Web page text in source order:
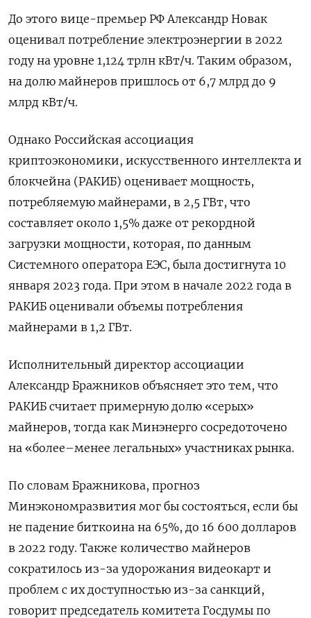
До этого вице-премьер РФ Александр Новак
оценивал потребление электроэнергии в 2022
году на уровне 1,124 трлн кВт/ч. Таким образом,
на долю майнеров пришлось от 6,7 млрд до 9
млрд кВт/ч.
Однако Российская ассоциация
криптоэкономики, искусственного интеллекта и
блокчейна (РАКИБ) оценивает мощность,
потребляемую майнерами, в 2,5 ГВт, что
составляет около 1,5% даже от рекордной
загрузки мощности, которая, по данным
Системного оператора ЕЭС, была достигнута 10
января 2023 года. При этом в начале 2022 года в
РАКИБ оценивали объемы потребления
майнерами в 1,2 ГВт.
Исполнительный директор ассоциации
Александр Бражников объясняет это тем, что
РАКИБ считает примерную долю «серых»
майнеров, тогда как Минэнерго сосредоточено
на «более–менее легальных» участниках рынка.
По словам Бражникова, прогноз
Минэкономразвития мог бы состояться, если бы
не падение биткоина на 65%, до 16 600 долларов
в 2022 году. Также количество майнеров
сократилось из-за удорожания видеокарт и
проблем с их доступностью из-за санкций,
говорит председатель комитета Госдумы по